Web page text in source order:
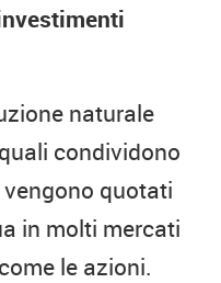
naturale
condividono
quotati
in molti mercati
le azioni.